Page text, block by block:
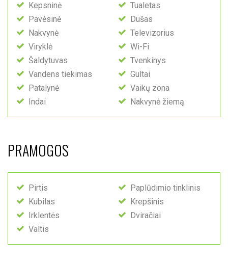
Kepsninė
Pavėsinė
Nakvynė
Viryklė
Šaldytuvas
Vandens tiekimas
Patalynė
Indai
Tualetas
Dušas
Televizorius
Wi-Fi
Tvenkinys
Gultai
Vaikų zona
Nakvynė žiemą
PRAMOGOS
Pirtis
Kubilas
Irklentės
Valtis
Paplūdimio tinklinis
Krepšinis
Dviračiai